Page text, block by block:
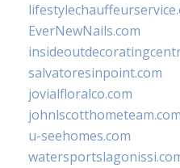
EverNewNails.com
salvatoresinpoint.com
jovialfloralco.com
johnlscotthometeam.com
u-seehomes.com